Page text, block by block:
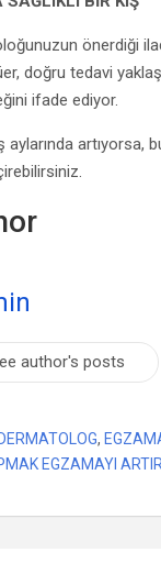
önerdiği
doğru tedavi
ifade ediyor.
aylarında
author's posts
DERMATOLOG,
EGZAMAYI